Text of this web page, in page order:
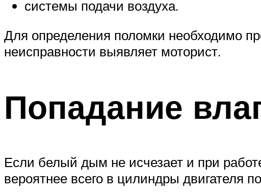
системы подачи воздуха.
Для определения поломки необходимо
неисправности выявляет моторист.
Попадание
Если белый дым не исчезает и при
вероятнее всего в цилиндры двигателя